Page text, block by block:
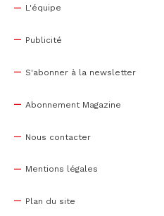
L'équipe
Publicité
S'abonner à la newsletter
Abonnement Magazine
Nous contacter
Mentions légales
Plan du site